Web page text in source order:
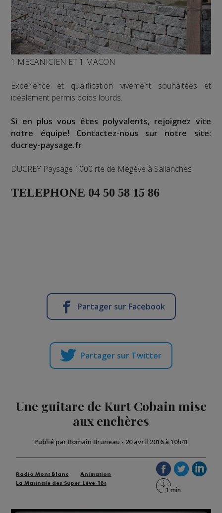
1 MECANICIEN ET 1 MACON
Expérience et qualification vivement souhaitées et
idéalement permis poids lourds.
Si en plus vous êtes polyvalents, rejoignez vite
notre équipe!
Contactez-nous sur notre site:
ducrey-paysage.fr
DUCREY Paysage 1000 rte de Megève à Sallanches
TELEPHONE 04 50 58 15 86
Partager sur Facebook
Partager sur Twitter
Une guitare de Kurt Cobain mise
aux enchères
Publié par Romain Bruneau - 20 avril 2016 à 10h41
Radio Mont Blanc
Animation
La Matinale des Super Lève-Tôt